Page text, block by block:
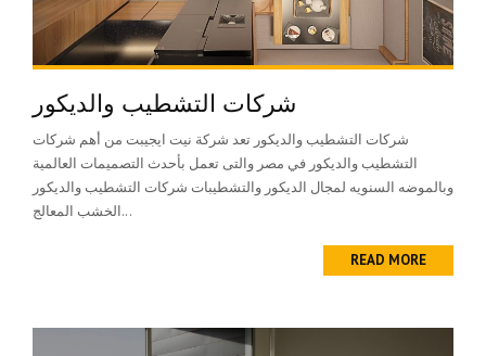
شركات التشطيب والديكور
شركات التشطيب والديكور تعد شركة نيت ايجيبت من أهم شركات
التشطيب والديكور في مصر والتى تعمل بأحدث التصميمات العالمية
وبالموضه السنويه لمجال الديكور والتشطيبات شركات التشطيب والديكور
الخشب المعالج...
READ MORE